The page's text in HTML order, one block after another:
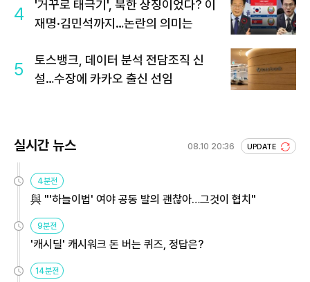
4
'거꾸로 태극기', 북한 상징이었다? 이
재명·김민석까지…논란의 의미는
5
토스뱅크, 데이터 분석 전담조직 신
설…수장에 카카오 출신 선임
실시간 뉴스 08.10 20:36 UPDATE
4분전
與 "'하늘이법' 여야 공동 발의 괜찮아…그것이 협치"
9분전
'캐시딜' 캐시워크 돈 버는 퀴즈, 정답은?
14분전